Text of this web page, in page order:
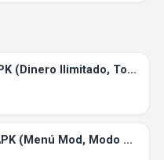
Real Moto 2 MOD APK (Dinero Ilimitado, Todas las Motos)
Wing Fighter MOD APK (Menú Mod, Modo Dios)